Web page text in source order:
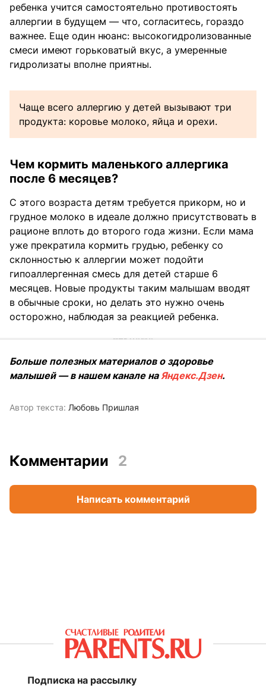
ребенка учится самостоятельно противостоять
аллергии в будущем — что, согласитесь, гораздо
важнее. Еще один нюанс: высокогидролизованные
смеси имеют горьковатый вкус, а умеренные
гидролизаты вполне приятны.
Чаще всего аллергию у детей вызывают три
продукта: коровье молоко, яйца и орехи.
Чем кормить маленького аллергика
после 6 месяцев?
С этого возраста детям требуется прикорм, но и
грудное молоко в идеале должно присутствовать в
рационе вплоть до второго года жизни. Если мама
уже прекратила кормить грудью, ребенку со
склонностью к аллергии может подойти
гипоаллергенная смесь для детей старше 6
месяцев. Новые продукты таким малышам вводят
в обычные сроки, но делать это нужно очень
осторожно, наблюдая за реакцией ребенка.
Больше полезных материалов о здоровье
малышей — в нашем канале наЯндекс.Дзен.
Автор текста: Любовь Пришлая
Комментарии 2
Написать комментарий
Подписка на рассылку